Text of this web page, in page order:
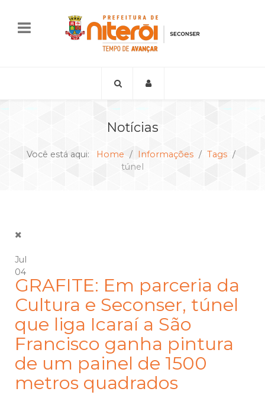
Notícias
Você está aqui: Home Informações
Tags
túnel
Jul
04
GRAFITE: Em parceria da
Cultura e Seconser, túnel
que liga Icaraí a São
Francisco ganha pintura
de um painel de 1500
metros quadrados